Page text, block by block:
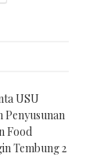
USU
Penyusunan
Food
Tembung 2